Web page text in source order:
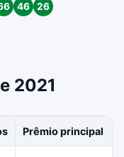
46 26
2021
Prêmio principal